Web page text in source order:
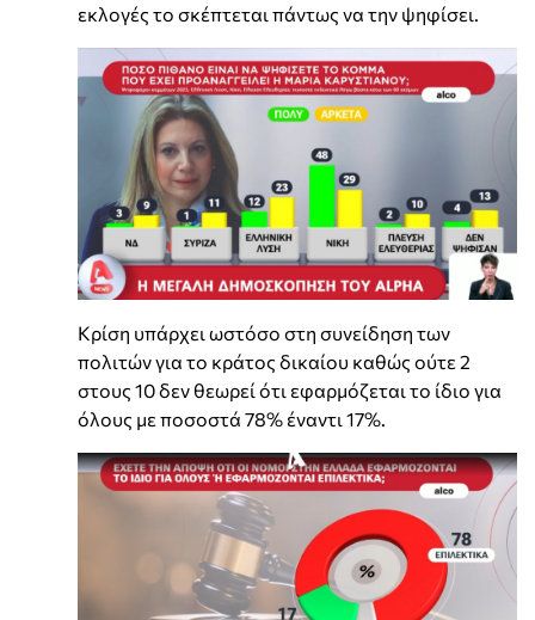
εκλογές το σκέπτεται πάντως να την ψηφίσει.
Κρίση υπάρχει ωστόσο στη συνείδηση των
πολιτών για το κράτος δικαίου καθώς ούτε 2
στους 10 δεν θεωρεί ότι εφαρμόζεται το ίδιο για
όλους με ποσοστά 78% έναντι 17%.